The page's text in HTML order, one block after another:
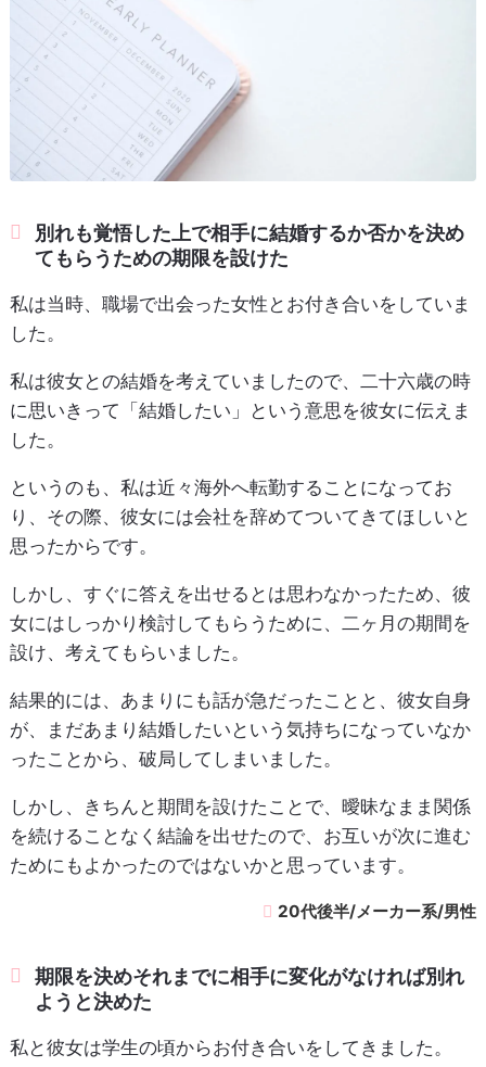
別れも覚悟した上で相手に結婚するか否かを決め
てもらうための期限を設けた
私は当時、職場で出会った女性とお付き合いをしていま
した。
私は彼女との結婚を考えていましたので、二十六歳の時
に思いきって「結婚したい」という意思を彼女に伝えま
した。
というのも、私は近々海外へ転勤することになってお
り、その際、彼女には会社を辞めてついてきてほしいと
思ったからです。
しかし、すぐに答えを出せるとは思わなかったため、彼
女にはしっかり検討してもらうために、二ヶ月の期間を
設け、考えてもらいました。
結果的には、あまりにも話が急だったことと、彼女自身
が、まだあまり結婚したいという気持ちになっていなか
ったことから、破局してしまいました。
しかし、きちんと期間を設けたことで、曖昧なまま関係
を続けることなく結論を出せたので、お互いが次に進む
ためにもよかったのではないかと思っています。
20代後半/メーカー系/男性
期限を決めそれまでに相手に変化がなければ別れ
ようと決めた
私と彼女は学生の頃からお付き合いをしてきました。